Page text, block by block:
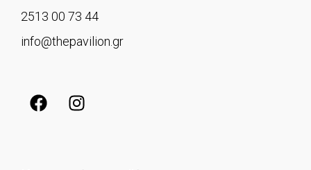
2513 00 73 44
info@thepavilion.gr